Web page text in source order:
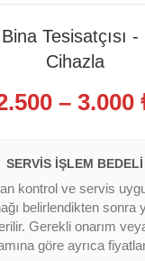
Tesisatçısı
Cihazla
– 3.000
SERVIS İŞLEM BEDELI
kontrol ve servis
belirlendikten sonra
Gerekli onarım
göre ayrıca